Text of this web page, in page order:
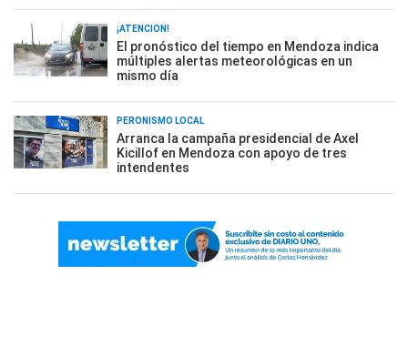
¡ATENCIÓN!
El pronóstico del tiempo en Mendoza indica
múltiples alertas meteorológicas en un
mismo día
PERONISMO LOCAL
Arranca la campaña presidencial de Axel
Kicillof en Mendoza con apoyo de tres
intendentes